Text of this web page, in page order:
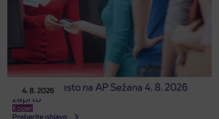
4. 8. 2026
Prodajno mesto na AP Sežana 4. 8. 2026
zaprto
Koper
Preberite objavo